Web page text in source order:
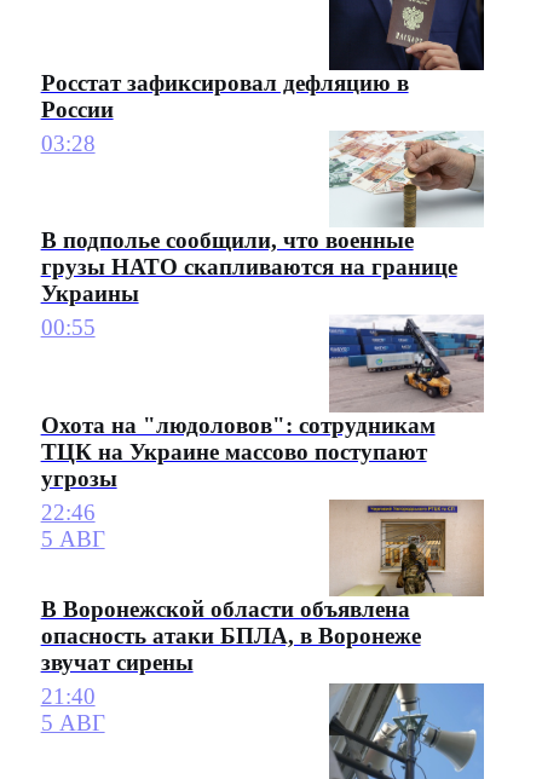
Росстат зафиксировал дефляцию в
России
03:28
В подполье сообщили, что военные
грузы НАТО скапливаются на границе
Украины
00:55
Охота на "людоловов": сотрудникам
ТЦК на Украине массово поступают
угрозы
22:46
5 АВГ
В Воронежской области объявлена
опасность атаки БПЛА, в Воронеже
звучат сирены
21:40
5 АВГ